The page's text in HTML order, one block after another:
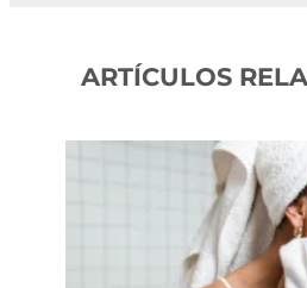
ARTÍCULOS